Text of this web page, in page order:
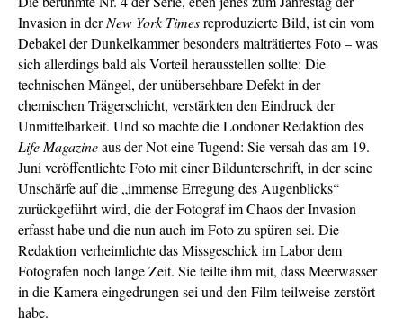
Invasion in derNew York Timesreproduzierte Bild, ist ein vom
Debakel der Dunkelkammer besonders malträtiertes Foto – was
sich allerdings bald als Vorteil herausstellen sollte: Die
technischen Mängel, der unübersehbare Defekt in der
chemischen Trägerschicht, verstärkten den Eindruck der
Unmittelbarkeit. Und so machte die Londoner Redaktion des
Life Magazineaus der Not eine Tugend: Sie versah das am 19.
Juni veröffentlichte Foto mit einer Bildunterschrift, in der seine
Unschärfe auf die „immense Erregung des Augenblicks“
zurückgeführt wird, die der Fotograf im Chaos der Invasion
erfasst habe und die nun auch im Foto zu spüren sei. Die
Redaktion verheimlichte das Missgeschick im Labor dem
Fotografen noch lange Zeit. Sie teilte ihm mit, dass Meerwasser
in die Kamera eingedrungen sei und den Film teilweise zerstört
habe.